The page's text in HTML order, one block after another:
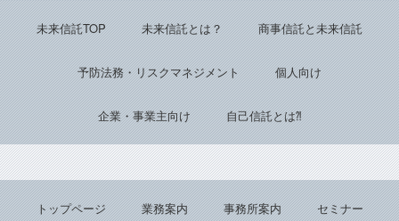
未来信託TOP 未来信託とは？ 商事信託と未来信託
予防法務・リスクマネジメント 個人向け
企業・事業主向け 自己信託とは⁈
トップページ 業務案内 事務所案内 セミナー
Back to top